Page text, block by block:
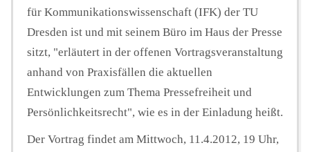
für Kommunikationswissenschaft (IFK) der TU
Dresden ist und mit seinem Büro im Haus der Presse
sitzt, "erläutert in der offenen Vortragsveranstaltung
anhand von Praxisfällen die aktuellen
Entwicklungen zum Thema Pressefreiheit und
Persönlichkeitsrecht", wie es in der Einladung heißt.
Der Vortrag findet am Mittwoch, 11.4.2012, 19 Uhr,